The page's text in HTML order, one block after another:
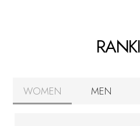
WOMEN MEN